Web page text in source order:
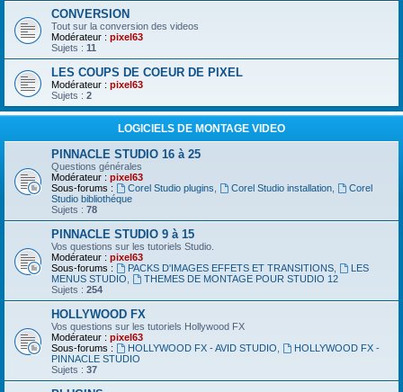
CONVERSION
Tout sur la conversion des videos
Modérateur : pixel63
Sujets : 11
LES COUPS DE COEUR DE PIXEL
Modérateur : pixel63
Sujets : 2
LOGICIELS DE MONTAGE VIDEO
PINNACLE STUDIO 16 à 25
Questions générales
Modérateur : pixel63
Sous-forums :
Corel Studio plugins Corel Studio installation,
Corel
Studio bibliothéque
Sujets : 78
PINNACLE STUDIO 9 à 15
Vos questions sur les tutoriels Studio.
Modérateur : pixel63
Sous-forums :
PACKS D'IMAGES EFFETS ET TRANSITIONS,
LES
MENUS STUDIO
THEMES DE MONTAGE POUR STUDIO 12
Sujets : 254
HOLLYWOOD FX
Vos questions sur les tutoriels Hollywood FX
Modérateur : pixel63
Sous-forums :
HOLLYWOOD FX - AVID STUDIO
HOLLYWOOD FX -
PINNACLE STUDIO
Sujets : 37